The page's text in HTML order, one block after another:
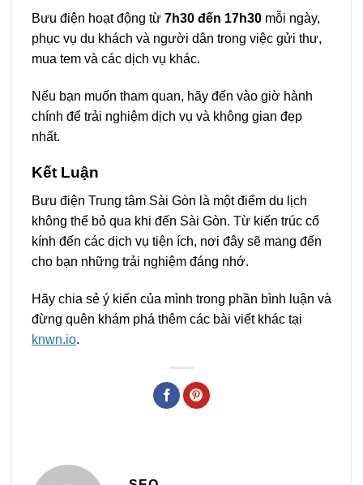
Bưu điện hoạt động từ 7h30 đến 17h30 mỗi ngày,
phục vụ du khách và người dân trong việc gửi thư,
mua tem và các dịch vụ khác.
Nếu bạn muốn tham quan, hãy đến vào giờ hành
chính để trải nghiệm dịch vụ và không gian đẹp
nhất.
Kết Luận
Bưu điện Trung tâm Sài Gòn là một điểm du lịch
không thể bỏ qua khi đến Sài Gòn. Từ kiến trúc cổ
kính đến các dịch vụ tiện ích, nơi đây sẽ mang đến
cho bạn những trải nghiệm đáng nhớ.
Hãy chia sẻ ý kiến của mình trong phần bình luận và
đừng quên khám phá thêm các bài viết khác tại
knwn.io.